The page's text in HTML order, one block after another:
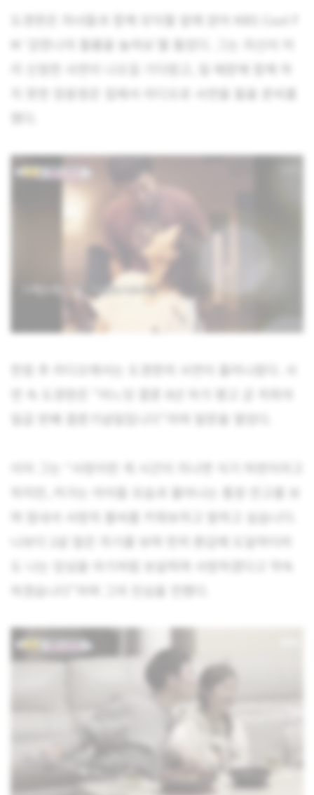
도경완은 자녀들과 함께 모닥불 앞에 앉아 KBS Cool F
M ‘강한나의 볼륨을 높여요’를 틀었다. 그는 자신이 미
리 신청한 사연이 나오길 기다렸고, 일 때문에 함께 하
지 못한 장윤정은 집에서 라디오로 사연을 들을 준비를